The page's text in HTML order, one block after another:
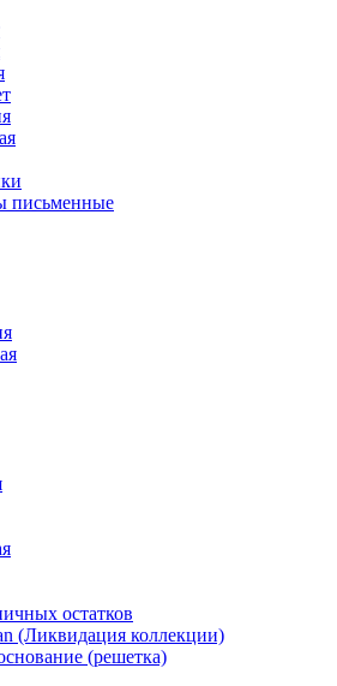
письменные
остатков
(Ликвидация коллекции)
(решетка)